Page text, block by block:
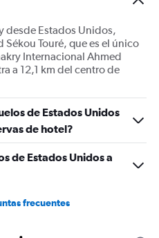
desde Estados Unidos,
Touré, que es el único
Internacional Ahmed
a 12,1 km del centro de
de Estados Unidos
de hotel?
de Estados Unidos a
frecuentes